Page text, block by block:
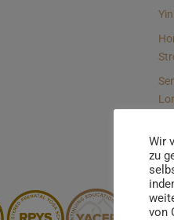
Wir
zu
von